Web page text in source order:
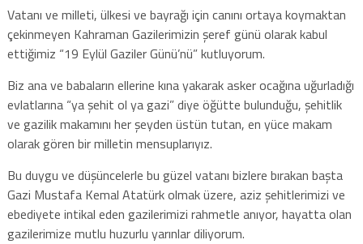
Vatanı ve milleti, ülkesi ve bayrağı için canını ortaya koymaktan
çekinmeyen Kahraman Gazilerimizin şeref günü olarak kabul
ettiğimiz “19 Eylül Gaziler Günü’nü” kutluyorum.
Biz ana ve babaların ellerine kına yakarak asker ocağına uğurladığı
evlatlarına “ya şehit ol ya gazi” diye öğütte bulunduğu, şehitlik
ve gazilik makamını her şeyden üstün tutan, en yüce makam
olarak gören bir milletin mensuplarıyız.
Bu duygu ve düşüncelerle bu güzel vatanı bizlere bırakan başta
Gazi Mustafa Kemal Atatürk olmak üzere, aziz şehitlerimizi ve
ebediyete intikal eden gazilerimizi rahmetle anıyor, hayatta olan
gazilerimize mutlu huzurlu yarınlar diliyorum.